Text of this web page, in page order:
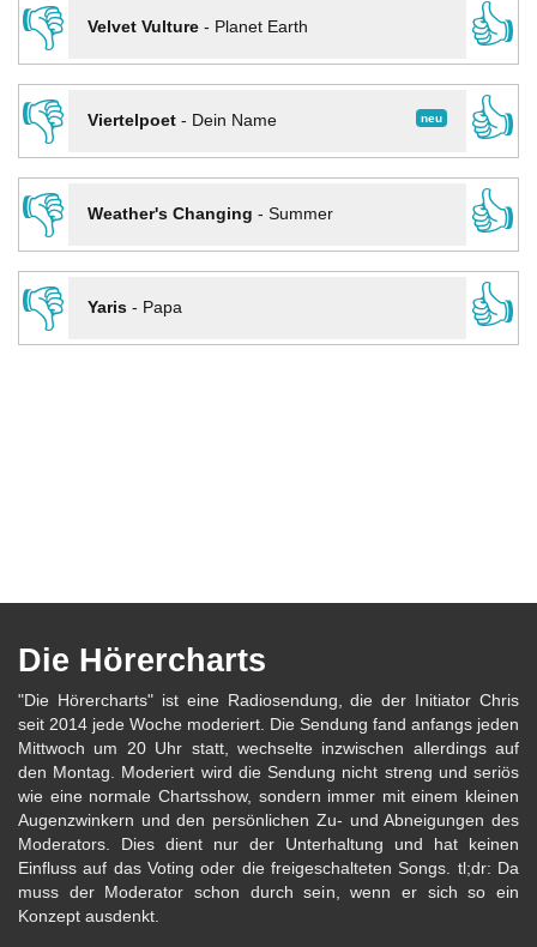
👎
Velvet Vulture- Planet Earth
👍
👎
neu
Viertelpoet- Dein Name
👍
👎
Weather's Changing - Summer
👍
👎
Yaris- Papa 👍
Die Hörercharts
"Die Hörercharts" ist eine Radiosendung, die der Initiator Chris
seit 2014 jede Woche moderiert. Die Sendung fand anfangs jeden
Mittwoch um 20 Uhr statt, wechselte inzwischen allerdings auf
den Montag. Moderiert wird die Sendung nicht streng und seriös
wie eine normale Chartsshow, sondern immer mit einem kleinen
Augenzwinkern und den persönlichen Zu- und Abneigungen des
Moderators. Dies dient nur der Unterhaltung und hat keinen
Einfluss auf das Voting oder die freigeschalteten Songs. tl;dr: Da
muss der Moderator schon durch sein, wenn er sich so ein
Konzept ausdenkt.